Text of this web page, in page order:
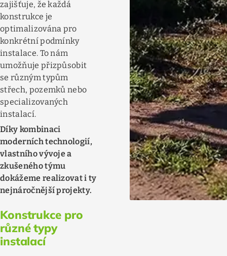
zajišťuje, že každá
konstrukce je
optimalizována pro
konkrétní podmínky
instalace. To nám
umožňuje přizpůsobit
se různým typům
střech, pozemků nebo
specializovaných
instalací.
Díky kombinaci
moderních technologií,
vlastního vývoje a
zkušeného týmu
dokážeme realizovat i ty
nejnáročnější projekty.
Konstrukce pro
různé typy
instalací